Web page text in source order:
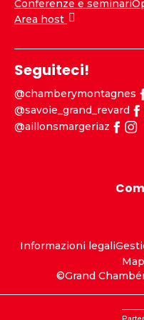
Conferenze e seminari
Area host
Seguiteci!
@chamberymontagnes
@savoie_grand_revard
@aillonsmargeriaz
Informazioni legali
©Grand